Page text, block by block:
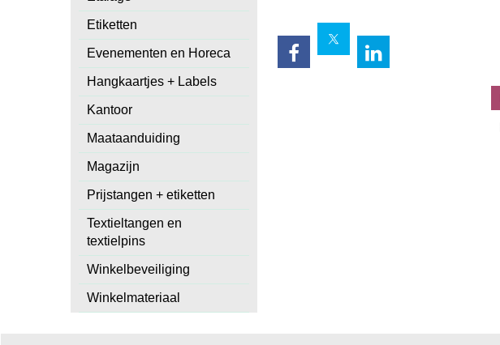
Etiketten
Evenementen en Horeca
Hangkaartjes + Labels
Kantoor
Maataanduiding
Magazijn
Prijstangen + etiketten
Textieltangen en
textielpins
Winkelbeveiliging
Winkelmateriaal